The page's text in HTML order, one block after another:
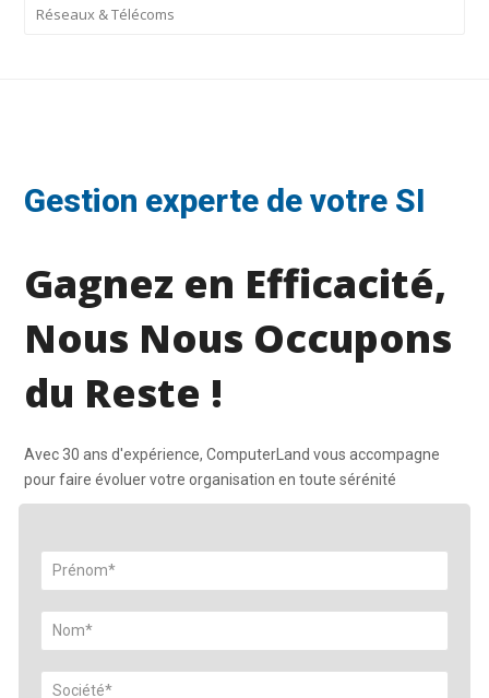
Réseaux & Télécoms
Gestion experte de votre SI
Gagnez en Efficacité,
Nous Nous Occupons
du Reste !
Avec 30 ans d'expérience, ComputerLand vous accompagne
pour faire évoluer votre organisation en toute sérénité